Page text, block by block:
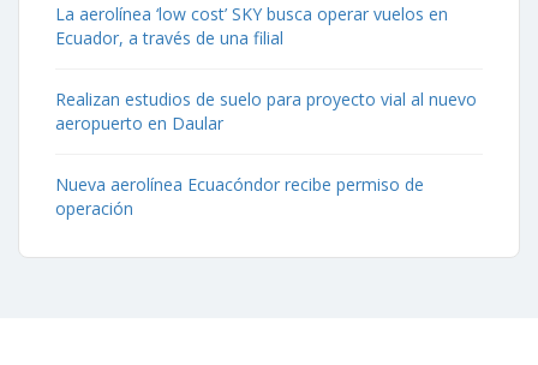
La aerolínea ‘low cost’ SKY busca operar vuelos en
Ecuador, a través de una filial
Realizan estudios de suelo para proyecto vial al nuevo
aeropuerto en Daular
Nueva aerolínea Ecuacóndor recibe permiso de
operación